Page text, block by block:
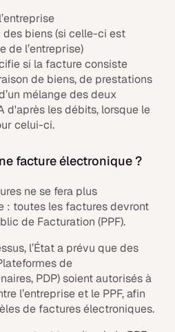
biens (si celle-ci est
de l’entreprise)
si la facture consiste
de biens, de prestations
mélange des deux
d'après les débits, lorsque le
celui-ci.
facture électronique ?
ne se fera plus
: toutes les factures devront
de Facturation (PPF).
l’État a prévu que des
de
PDP) soient autorisés à
l’entreprise et le PPF, afin
de factures électroniques.